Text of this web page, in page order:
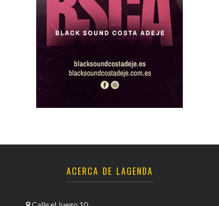
ACERCA DE LAGENDA